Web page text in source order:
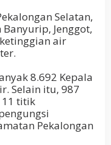
Selatan,
Jenggot,
air
8.692 Kepala
Selain itu, 987
11 titik
Pekalongan